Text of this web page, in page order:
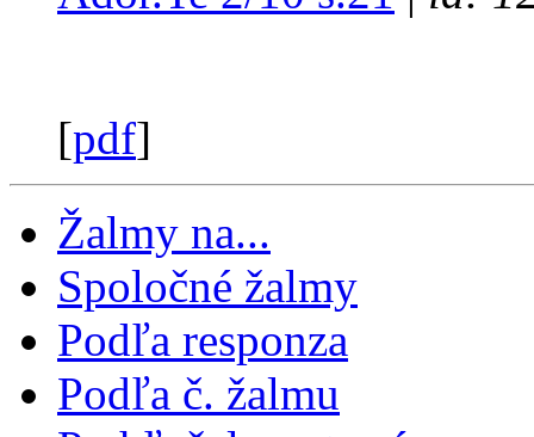
[pdf]
Žalmy na...
Spoločné žalmy
Podľa responza
Podľa č. žalmu